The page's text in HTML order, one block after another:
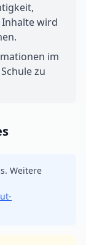
wird
im
zu
Weitere